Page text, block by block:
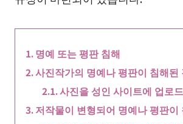
명예 또는 평판 침해
사진작가의 명예나 평판이 침해된
사진을 성인 사이트에 업로드
저작물이 변형되어 명예나 평판이